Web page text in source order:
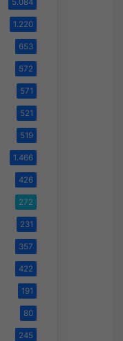
5.084
1.220
653
572
571
521
519
1.466
426
272
231
357
422
191
80
245